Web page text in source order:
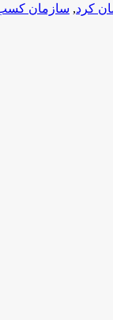
کرد, سازمان